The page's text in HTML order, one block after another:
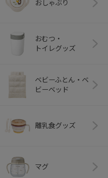
おしゃぶり
おむつ・
トイレグッズ
ベビーふとん・ベ
ビーベッド
離乳食グッズ
マグ